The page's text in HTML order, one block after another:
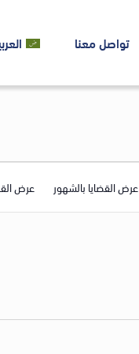
تواصل معنا
Event
Views
Navigation
عرض القضايا بالشهور عرض